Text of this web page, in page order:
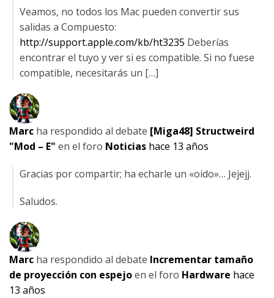
Veamos, no todos los Mac pueden convertir sus
salidas a Compuesto:
http://support.apple.com/kb/ht3235 Deberías
encontrar el tuyo y ver si es compatible. Si no fuese
compatible, necesitarás un […]
Marc ha respondido al debate [Miga48] Structweird
"Mod – E" en el foro Noticias hace 13 años
Gracias por compartir; ha echarle un «oido»… Jejejj.
Saludos.
Marc ha respondido al debate Incrementar tamaño
de proyección con espejoen el foro Hardware hace
13 años